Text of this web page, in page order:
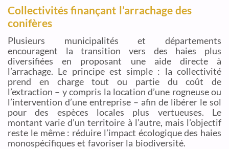
Collectivités finançant l’arrachage des
conifères
Plusieurs municipalités et départements
encouragent la transition vers des haies plus
diversifiées en proposant une aide directe à
l’arrachage. Le principe est simple : la collectivité
prend en charge tout ou partie du coût de
l’extraction – y compris la location d’une rogneuse ou
l’intervention d’une entreprise – afin de libérer le sol
pour des espèces locales plus vertueuses. Le
montant varie d’un territoire à l’autre, mais l’objectif
reste le même : réduire l’impact écologique des haies
monospécifiques et favoriser la biodiversité.